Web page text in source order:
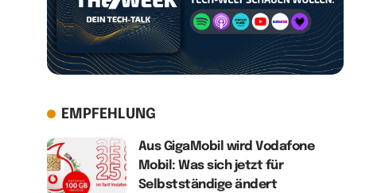
EMPFEHLUNG
Aus GigaMobil wird Vodafone
Mobil: Was sich jetzt für
Selbstständige ändert